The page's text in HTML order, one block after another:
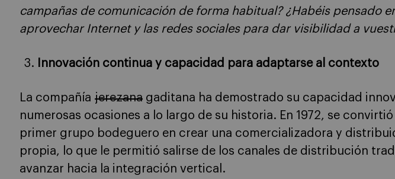
campañas de comunicación de forma habitual? ¿Habéis pensado
aprovechar Internet y las redes sociales para dar visibilidad a
Innovación continua y capacidad para adaptarse al contexto
La compañía jerezana gaditana ha demostrado su capacidad
numerosas ocasiones a lo largo de su historia. En 1972, se convirtió
primer grupo bodeguero en crear una comercializadora y
propia, lo que le permitió salirse de los canales de distribución
avanzar hacia la integración vertical.